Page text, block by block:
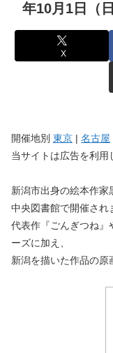
年10月1日（
X
開催地別 東京 | 名古屋
当サイトは広告を利用
新潟市出身の絵本作家
中央図書館で開催され
代表作『ごんぎつね』
ーズに加え、
新潟を描いた作品の原